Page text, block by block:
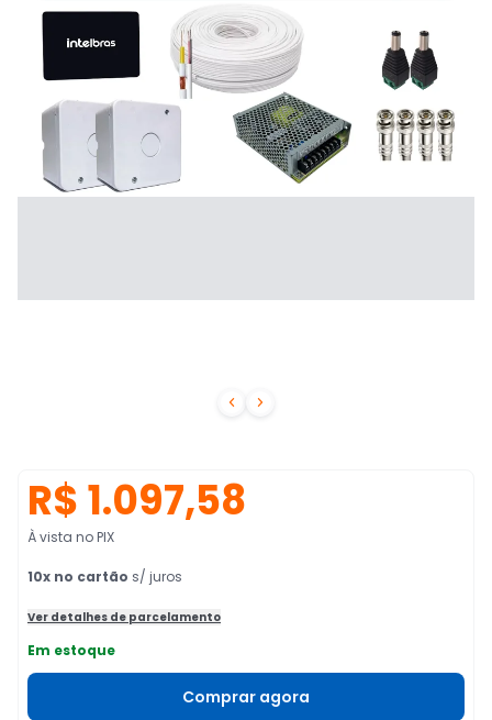
 
R$ 1.097,58
À vista no PIX
10x no cartão s/ juros
Ver detalhes de parcelamento
Em estoque
Comprar agora